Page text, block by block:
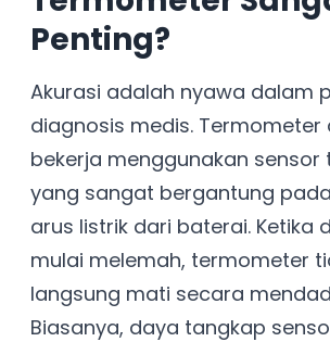
Penting?
Akurasi adalah nyawa dalam
diagnosis medis. Termometer
bekerja menggunakan sensor
yang sangat bergantung
arus listrik dari baterai. Ketika
mulai melemah, termometer
langsung mati secara
Biasanya, daya tangkap